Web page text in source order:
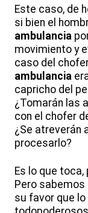
Este caso, de
si bien el
ambulancia
movimiento y
caso del
ambulancia
capricho del
¿Tomarán las
con el chofer
¿Se atreverán
procesarlo?
Es lo que
Pero sabemos
su favor que